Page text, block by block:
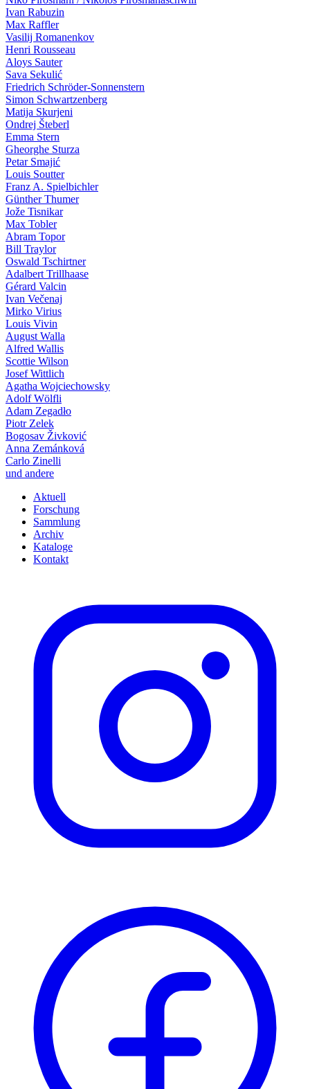
Ivan Ra­bu­zin
Max Raffler
Vasilij Romanenkov
Henri Rousseau
Aloys Sauter
Sava Sekulić
Friedrich Schröder-Sonnenstern
Simon Schwartzenberg
Matija Skurjeni
Ondrej Šteberl
Emma Stern
Gheorghe Sturza
Petar Smajić
Louis Soutter
Franz A. Spielbichler
Günther Thumer
Jože Tisnikar
Max Tobler
Abram Topor
Bill Traylor
Oswald Tschirtner
Adalbert Trillhaase
Gérard Valcin
Ivan Večenaj
Mirko Virius
Louis Vivin
August Walla
Alfred Wallis
Scottie Wilson
Josef Wittlich
Agatha Wojciechowsky
Adolf Wölfli
Adam Zegadło
Piotr Zelek
Bogosav Živković
Anna Zemánková
Carlo Zinelli
und andere
Aktuell
Forschung
Sammlung
Archiv
Kataloge
Kontakt